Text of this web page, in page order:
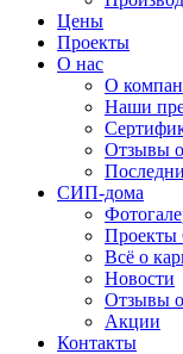
Цены
Проекты
О нас
О
Наши
Отзывы
СИП-дома
Всё о
Новости
Отзывы
Акции
Контакты